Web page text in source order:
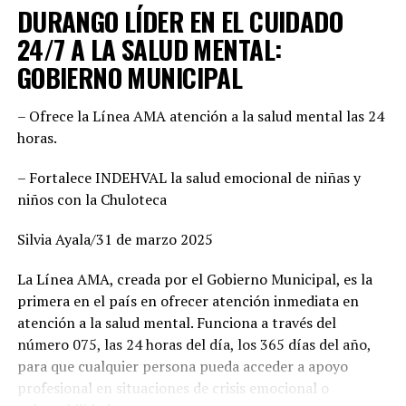
responde a cuotas, sino a la búsqueda de los mejores
perfiles para enfrentar el reto electoral. “No hay un solo
municipio negociado ni entregado. Hemos construido un
equipo basado en el mérito, la cercanía con la
posición fue revisada con responsabilidad. Hoy estamos
seguros de que vamos con las y los mejores”, enfatizó,
convicción de ofrecer gobiernos confiables, integrados
por mujeres y hombres de trayectoria probada, leales y
comprometidos con su comunidad.
Por su parte, Mario Salazar destacó el trabajo técnico y
jurídico que permitió solventar las observaciones del
Instituto Electoral para garantizar la validez del
registro de las candidaturas comunes. “Estamos listos
para arrancar. Tenemos una fórmula fuerte, con perfiles
honestos y profesionales que sabrán gobernar bien. Lo
DURANGO LÍDER EN EL CUIDADO
24/7 A LA SALUD MENTAL:
GOBIERNO MUNICIPAL
– Ofrece la Línea AMA atención a la salud mental las 24
horas.
– Fortalece INDEHVAL la salud emocional de niñas y
niños con la Chuloteca
Silvia Ayala/31 de marzo 2025
La Línea AMA, creada por el Gobierno Municipal, es la
primera en el país en ofrecer atención inmediata en
atención a la salud mental. Funciona a través del
número 075, las 24 horas del día, los 365 días del año,
para que cualquier persona pueda acceder a apoyo
profesional en situaciones de crisis emocional o